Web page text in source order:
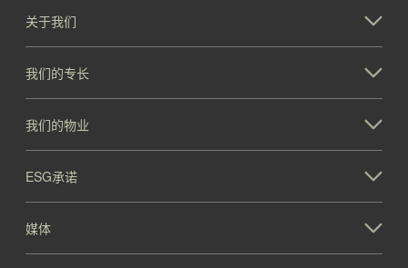
关于我们
我们的专长
我们的物业
ESG承诺
媒体